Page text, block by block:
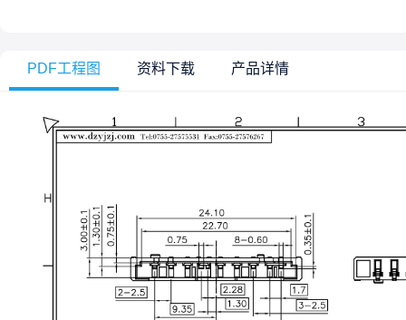
PDF工程图 资料下载 产品详情